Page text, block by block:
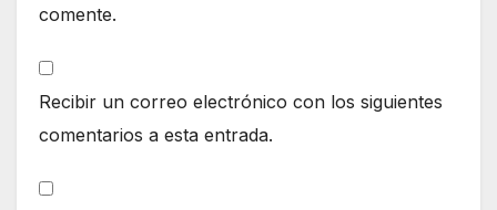
comente.
Recibir un correo electrónico con los siguientes
comentarios a esta entrada.